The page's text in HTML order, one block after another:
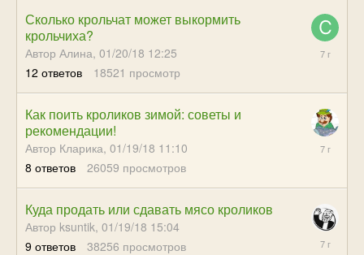
Сколько крольчат может выкормить
крольчиха?
Автор Алина, 01/20/18 12:25
12 ответов 18521 просмотр
02/26/19
Как поить кроликов зимой: советы и
рекомендации!
Автор Кларика, 01/19/18 11:10
8 ответов 26059 просмотров
08/29/18
Куда продать или сдавать мясо кроликов
Автор ksuntik, 01/19/18 15:04
9 ответов 38256 просмотров
08/23/18